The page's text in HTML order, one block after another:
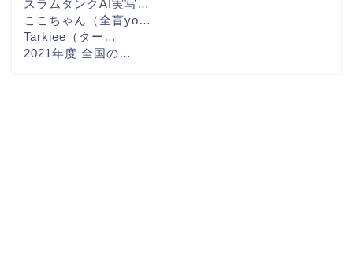
スラムダンクAI実写…
ここちゃん（全盲yo…
Tarkiee（ター…
2021年度 全国の…